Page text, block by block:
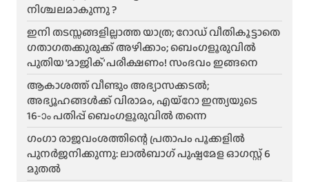
നിശ്ചലമാകുന്നു ?
ഇനി തടസ്സങ്ങളില്ലാത്ത യാത്ര; റോഡ് വീതികൂട്ടാതെ
ഗതാഗതക്കുരുക്ക് അഴിക്കാം; ബെംഗളൂരുവിൽ
പുതിയ ‘മാജിക്’ പരീക്ഷണം! സംഭവം ഇങ്ങനെ
ആകാശത്ത് വീണ്ടും അഭ്യാസക്കടൽ;
അഭ്യൂഹങ്ങൾക്ക് വിരാമം, എയ്റോ ഇന്ത്യയുടെ
16-ാം പതിപ്പ് ബെംഗളൂരുവിൽ തന്നെ
ഗംഗാ രാജവംശത്തിന്റെ പ്രതാപം പൂക്കളിൽ
പുനർജനിക്കുന്നു: ലാൽബാഗ് പുഷ്പമേള ഓഗസ്റ്റ് 6
മുതൽ